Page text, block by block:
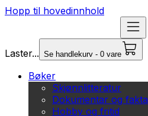
Hopp til hovedinnhold
Laster... Se handlekurv - 0 vare
Bøker
Skjønnlitteratur
Dokumentar og fakta
Hobby og fritid